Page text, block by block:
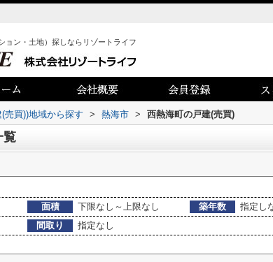
ョン・土地）探しならリゾートライフ
(売買))地域から探す > 熱海市 > 西熱海町の戸建(売買)
覧
面積 下限なし～上限なし 築年数
指定し
間取り
指定なし